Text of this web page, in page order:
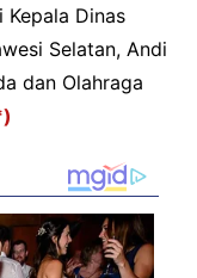
Dinas
Selatan, Andi
dan Olahraga